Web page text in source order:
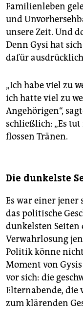
Familienleben
und
unsere Zeit. Und
Denn Gysi hat
dafür
„Ich habe viel zu
ich hatte viel zu
Angehörigen“,
schließlich: „Es
flossen Tränen.
Die dunkelste
Es war einer jener
das politische
dunkelsten
Verwahrlosung
Politik könne
Moment von
vor sich: die
Elternabende, die
zum klärenden